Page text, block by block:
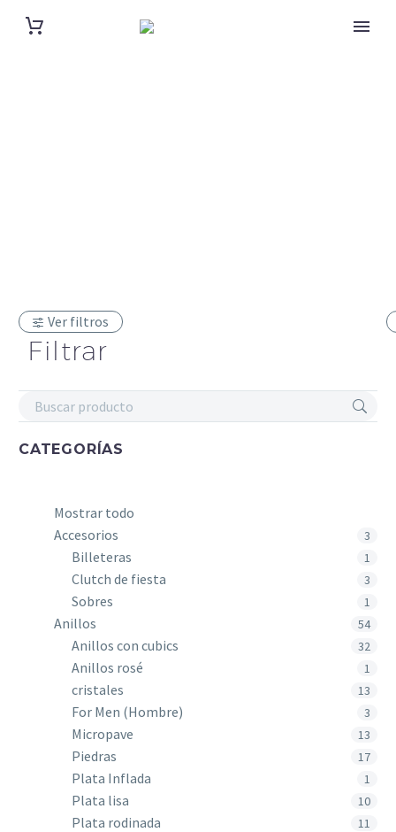
Ver filtros
Filtrar
CATEGORÍAS
Mostrar todo
Accesorios
3
Billeteras 1
Clutch de fiesta 3
Sobres 1
Anillos 54
Anillos con cubics 32
Anillos rosé 1
cristales 13
For Men (Hombre) 3
Micropave 13
Piedras 17
Plata Inflada 1
Plata lisa 10
Plata rodinada 11